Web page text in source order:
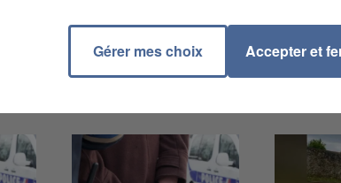
Gérer mes choix Accepter et